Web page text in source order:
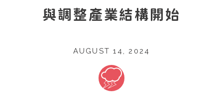
與調整產業結構開始
AUGUST 14, 2024